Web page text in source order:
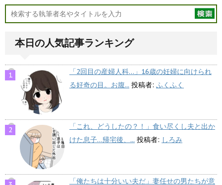
本日の人気記事ランキング
「2回目の産婦人科…」16歳の妊婦に向けられ
る好奇の目。お腹... 投稿者: ふくふく
「これ、どうしたの？！」食い尽くし夫と出か
けた息子…帰宅後、... 投稿者: しろみ
「俺たちは十分いい夫だ」妻任せの男たちが意